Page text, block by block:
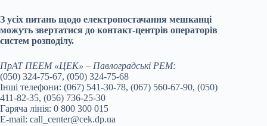
З усіх питань щодо електропостачання мешканці
можуть звертатися до контакт-центрів операторів
систем розподілу.
ПрАТ ПЕЕМ «ЦЕК» – Павлоградські РЕМ:
(050) 324-75-67, (050) 324-75-68
Інші телефони: (067) 541-30-78, (067) 560-67-90, (050)
411-82-35, (056) 736-25-30
Гаряча лінія: 0 800 300 015
E-mail: call_center@cek.dp.ua